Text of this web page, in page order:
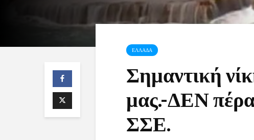
ΕΛΛΑΔΑ
Σημαντική
μας.-ΔΕΝ
ΣΣΕ.